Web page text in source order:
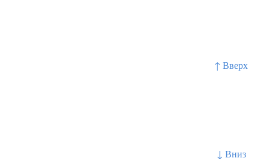
↑ Вверх
↓ Вниз